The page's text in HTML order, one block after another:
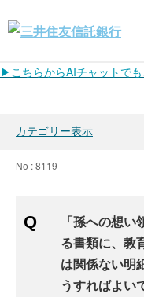
▶こちらからAIチャットで
カテゴリー表示
No : 8119
「孫への想
る書類に、教
は関係ない明
うすればよい